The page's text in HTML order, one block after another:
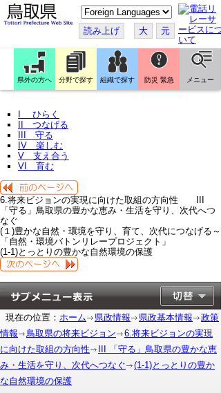
こ
の
ペ
ー
ジ
翻
訳
す
読み上げ 大 元
県外の方へ 分野で探す 組織で探す 防災 緊急 メニュー
I ひらく
II つなげる
III 守る
IV 楽しむ
V 支え合う
VI 育む
6.将来ビジョンの実現に向けた取組の方向性 III
「守る」鳥取県の豊かな恵み・生活を守り、次代へつ
なぐ
(１)豊かな自然・環境を守り、育て、次代につなげる～
「自然・環境バトンリレープロジェクト」
(1-1)とっとりの豊かな自然環境の保護
現在の位置： ホーム 県政情報 県政基本情報
政策
情報
鳥取県の将来ビジョン
6.将来ビジョンの実現
に向けた取組の方向性
III 「守る」鳥取県の豊かな恵
み・生活を守り、次代へつなぐ
(1-1)とっとりの豊か
な自然環境の保護